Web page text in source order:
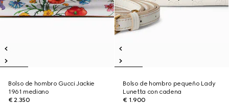
Bolso de hombro Gucci Jackie
1961 mediano
€ 2.350
Bolso de hombro pequeño Lady
Lunetta con cadena
€ 1.900